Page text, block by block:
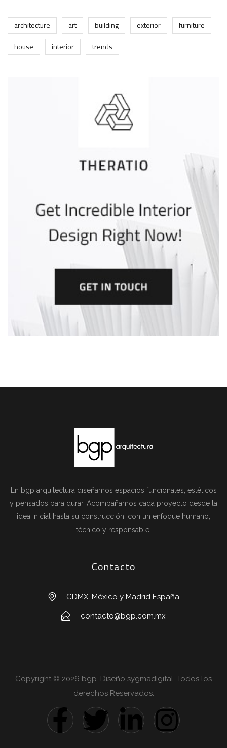
architecture art building exterior
furniture
house
interior trends
En bgp arquitectura diseñamos espacios funcionales, estéticos
y pensados para durar. Acompañamos cada proyecto desde la
idea inicial hasta su construcción, con un enfoque humano,
técnico y responsable.
Contacto
CDMX, México y Madrid España
contacto@bgp.com.mx
Copyright © 2026 bgp. Diseño sygmadigital. Todos los
derechos Reservados.